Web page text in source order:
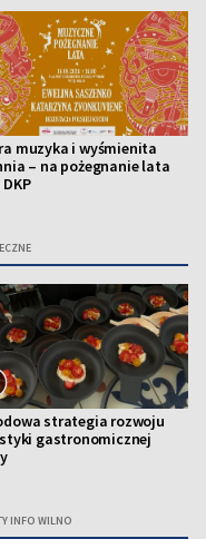
muzyka i wyśmienita
– na pożegnanie lata
strategia rozwoju
gastronomicznej
INFO WILNO